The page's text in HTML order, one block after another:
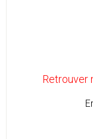
Retrouver